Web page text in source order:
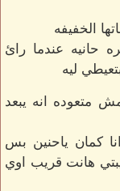
الخفيفه
حانيه عندما رائ
ليه
متعوده انه يبعد
كمان ياحنين بس
هانت قريب اوي